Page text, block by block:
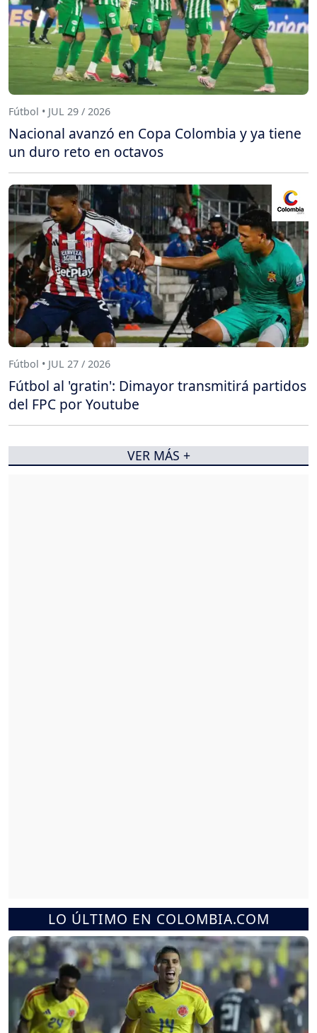
LO ÚLTIMO EN COLOMBIA.COM
Fútbol • JUL 29 / 2026
Nacional avanzó en Copa Colombia y ya tiene
un duro reto en octavos
Fútbol • JUL 27 / 2026
Fútbol al 'gratin': Dimayor transmitirá partidos
del FPC por Youtube
VER MÁS +